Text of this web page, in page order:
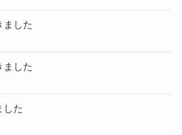
ました
ました
した